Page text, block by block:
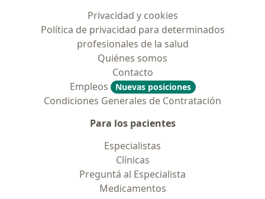
Privacidad y cookies
Política de privacidad para determinados
profesionales de la salud
Quiénes somos
Contacto
Empleos
Nuevas posiciones
Condiciones Generales de Contratación
Para los pacientes
Especialistas
Clínicas
Preguntá al Especialista
Medicamentos